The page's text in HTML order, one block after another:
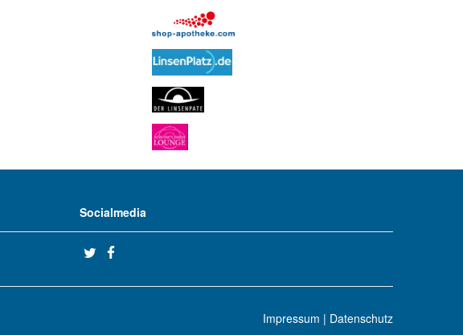
Socialmedia
Impressum | Datenschutz